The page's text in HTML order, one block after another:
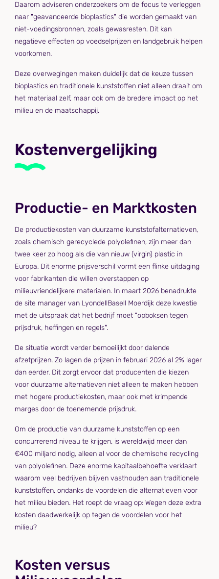
Daarom adviseren onderzoekers om de focus te verleggen
naar "geavanceerde bioplastics" die worden gemaakt van
niet-voedingsbronnen, zoals gewasresten. Dit kan
negatieve effecten op voedselprijzen en landgebruik helpen
voorkomen.
Deze overwegingen maken duidelijk dat de keuze tussen
bioplastics en traditionele kunststoffen niet alleen draait om
het materiaal zelf, maar ook om de bredere impact op het
milieu en de maatschappij.
Kostenvergelijking
Productie- en Marktkosten
De productiekosten van duurzame kunststofalternatieven,
zoals chemisch gerecyclede polyolefinen, zijn meer dan
twee keer zo hoog als die van nieuw (virgin) plastic in
Europa. Dit enorme prijsverschil vormt een flinke uitdaging
voor fabrikanten die willen overstappen op
milieuvriendelijkere materialen. In maart 2026 benadrukte
de site manager van LyondellBasell Moerdijk deze kwestie
met de uitspraak dat het bedrijf moet "opboksen tegen
prijsdruk, heffingen en regels".
De situatie wordt verder bemoeilijkt door dalende
afzetprijzen. Zo lagen de prijzen in februari 2026 al 2% lager
dan eerder. Dit zorgt ervoor dat producenten die kiezen
voor duurzame alternatieven niet alleen te maken hebben
met hogere productiekosten, maar ook met krimpende
marges door de toenemende prijsdruk.
Om de productie van duurzame kunststoffen op een
concurrerend niveau te krijgen, is wereldwijd meer dan
€400 miljard nodig, alleen al voor de chemische recycling
van polyolefinen. Deze enorme kapitaalbehoefte verklaart
waarom veel bedrijven blijven vasthouden aan traditionele
kunststoffen, ondanks de voordelen die alternatieven voor
het milieu bieden. Het roept de vraag op: Wegen deze extra
kosten daadwerkelijk op tegen de voordelen voor het
milieu?
Kosten versus